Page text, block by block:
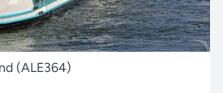
(ALE364)